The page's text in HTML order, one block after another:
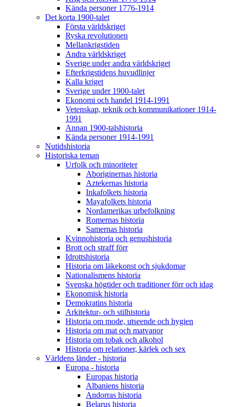
Kända personer 1776-1914
Det korta 1900-talet
Första världskriget
Ryska revolutionen
Mellankrigstiden
Andra världskriget
Sverige under andra världskriget
Efterkrigstidens huvudlinjer
Kalla kriget
Sverige under 1900-talet
Ekonomi och handel 1914-1991
Vetenskap, teknik och kommunikationer 1914-
1991
Annan 1900-talshistoria
Kända personer 1914-1991
Nutidshistoria
Historiska teman
Urfolk och minoriteter
Aboriginernas historia
Aztekernas historia
Inkafolkets historia
Mayafolkets historia
Nordamerikas urbefolkning
Romernas historia
Samernas historia
Kvinnohistoria och genushistoria
Brott och straff förr
Idrottshistoria
Historia om läkekonst och sjukdomar
Nationalismens historia
Svenska högtider och traditioner förr och idag
Ekonomisk historia
Demokratins historia
Arkitektur- och stilhistoria
Historia om mode, utseende och hygien
Historia om mat och matvanor
Historia om tobak och alkohol
Historia om relationer, kärlek och sex
Världens länder - historia
Europa - historia
Europas historia
Albaniens historia
Andorras historia
Belarus historia